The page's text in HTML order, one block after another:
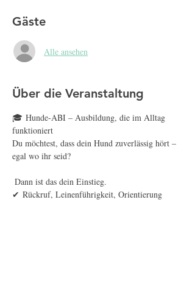
Gäste
Alle ansehen
Über die Veranstaltung
🎓 Hunde-ABI – Ausbildung, die im Alltag
funktioniert
Du möchtest, dass dein Hund zuverlässig hört –
egal wo ihr seid?
Dann ist das dein Einstieg.
✔ Rückruf, Leinenführigkeit, Orientierung